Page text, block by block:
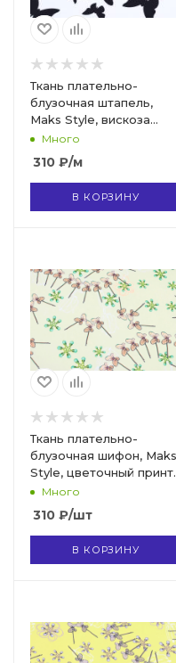
Ткань плательно-
блузочная штапель,
Maks Style, вискоза
100%, цвет ткани белый,
черные бабочки, арт.
MS- 1226 D-16 C-1
Много
310 ₽/м
В КОРЗИНУ
Ткань плательно-
блузочная шифон, Maks
Style, цветочный принт,
арт 2493 D-14 C-2
Много
310 ₽/шт
В КОРЗИНУ